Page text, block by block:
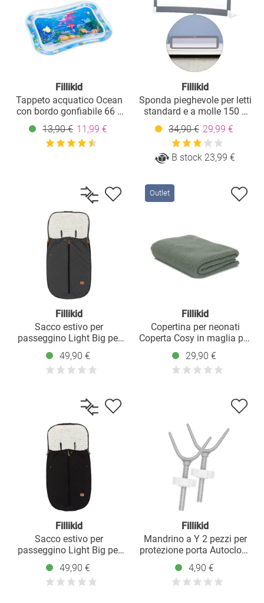
Fillikid
Tappeto acquatico Ocean
con bordo gonfiabile 66 x
50 cm - Ocean
13,90 € 11,99 €
Fillikid
Sponda pieghevole per letti
standard e a molle 150 x
50 cm - Grigio
34,90 € 29,99 €
B stock 23,99 €
Fillikid
Sacco estivo per
passeggino Light Big per
buggy, sport e passeggino -
Grigio
49,90 €
Outlet
Fillikid
Copertina per neonati
Coperta Cosy in maglia per
coccolare, coprire o
stendere 80 x 100 cm -
Verde
29,90 €
Fillikid
Sacco estivo per
passeggino Light Big per
buggy, sport e passeggino -
Nero
49,90 €
Fillikid
Mandrino a Y 2 pezzi per
protezione porta Autoclose
- bianco
4,90 €